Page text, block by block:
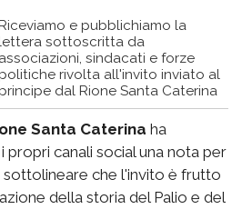
Riceviamo e pubblichiamo la
sottoscritta da
associazioni, sindacati e forze
rivolta all'invito inviato al
dal Rione Santa Caterina
Santa Caterina ha
canali social una nota per
sottolineare che l'invito è frutto
della storia del Palio e del